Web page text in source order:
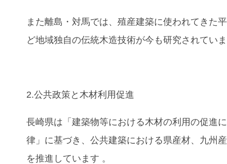
また離島・対馬では、殖産建築に使われてきた
ど地域独自の伝統木造技術が今も研究されてい
2.公共政策と木材利用促進
長崎県は「建築物等における木材の利用の促進
律」に基づき、公共建築における県産材、九州
を推進しています 。